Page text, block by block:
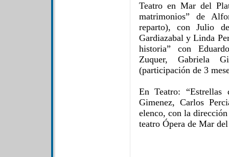
Teatro en Mar del
matrimonios” de
reparto), con Julio
Gardiazabal y Linda
historia” con
Zuquer, Gabriela
(participación de 3
En Teatro: “Estrellas
Gimenez, Carlos
elenco, con la
teatro Ópera de Mar